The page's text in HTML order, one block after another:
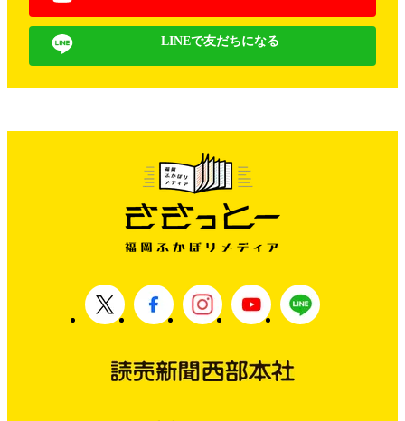
LINEで友だちになる